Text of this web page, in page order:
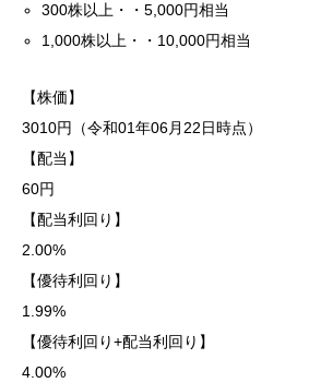
300株以上・・5,000円相当
1,000株以上・・10,000円相当
【株価】
3010円（令和01年06月22日時点）
【配当】
60円
【配当利回り】
2.00%
【優待利回り】
1.99%
【優待利回り+配当利回り】
4.00%